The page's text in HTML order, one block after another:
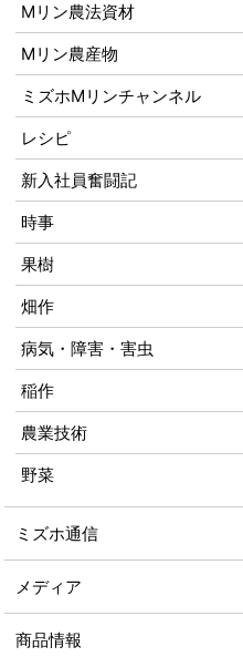
Mリン農法資材
Mリン農産物
ミズホMリンチャンネル
レシピ
新入社員奮闘記
時事
果樹
畑作
病気・障害・害虫
稲作
農業技術
野菜
ミズホ通信
メディア
商品情報